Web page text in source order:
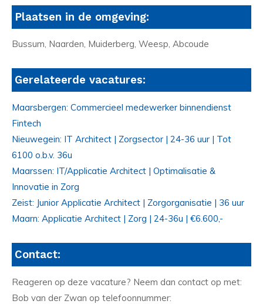
Plaatsen in de omgeving:
Bussum, Naarden, Muiderberg, Weesp, Abcoude
Gerelateerde vacatures:
Maarsbergen: Commercieel medewerker binnendienst
Fintech
Nieuwegein: IT Architect | Zorgsector | 24-36 uur | Tot
6100 o.b.v. 36u
Maarssen: IT/Applicatie Architect | Optimalisatie &
Innovatie in Zorg
Zeist: Junior Applicatie Architect | Zorgorganisatie | 36 uur
Maarn: Applicatie Architect | Zorg | 24-36u | €6.600,-
Contact:
Reageren op deze vacature? Neem dan contact op met:
Bob van der Zwan op telefoonnummer: